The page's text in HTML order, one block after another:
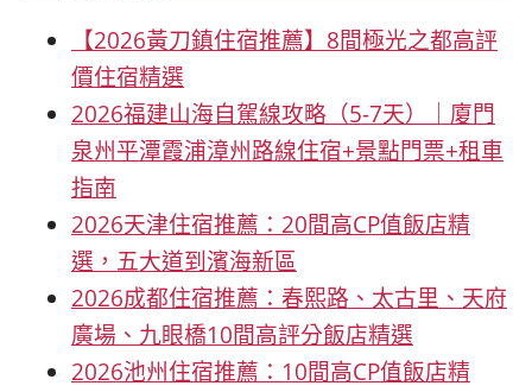
【2026黃刀鎮住宿推薦】8間極光之都高評
價住宿精選
2026福建山海自駕線攻略（5-7天）｜廈門
泉州平潭霞浦漳州路線住宿+景點門票+租車
指南
2026天津住宿推薦：20間高CP值飯店精
選，五大道到濱海新區
2026成都住宿推薦：春熙路、太古里、天府
廣場、九眼橋10間高評分飯店精選
2026池州住宿推薦：10間高CP值飯店精